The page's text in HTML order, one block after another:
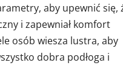
aby upewnić się,
i zapewniał komfort
osób wiesza lustra, aby
dobra podłoga i